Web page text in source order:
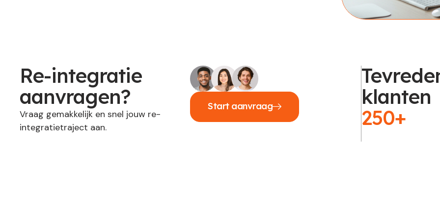
Re-integratie
aanvragen?
Vraag gemakkelijk en snel jouw re-
integratietraject aan.
Start aanvraag
klanten
250+